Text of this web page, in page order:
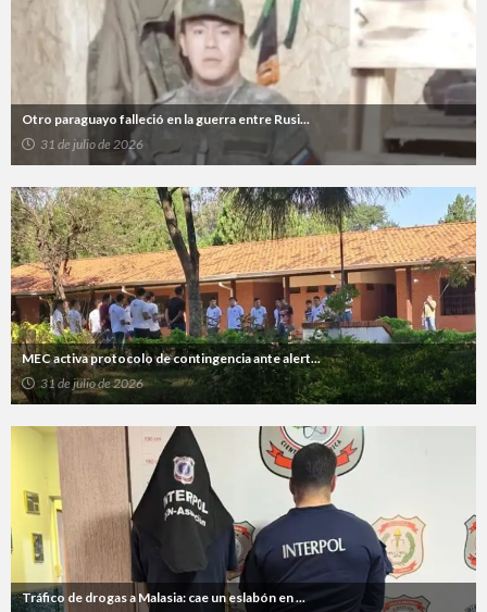
Otro paraguayo falleció en la guerra entre Rusi...
31 de julio de 2026
MEC activa protocolo de contingencia ante alert...
31 de julio de 2026
Tráfico de drogas a Malasia: cae un eslabón en ...